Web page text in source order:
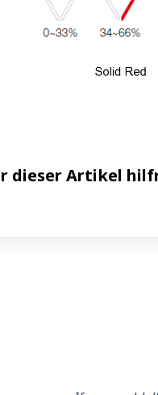
dieser Artikel